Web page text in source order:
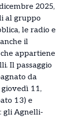
2025,
al gruppo
le radio e
il
appartiene
Il passaggio
da
giovedì 11,
13) e
gli Agnelli-